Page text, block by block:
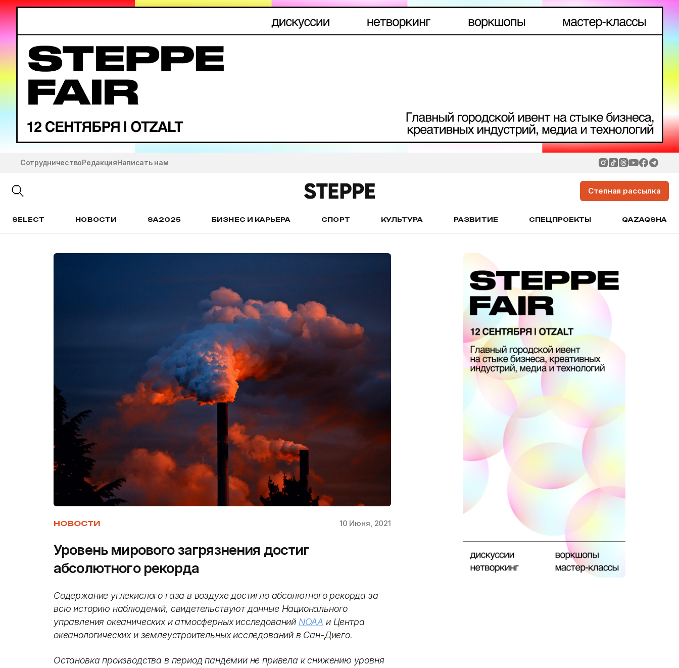
СотрудничествоРедакцияНаписать нам
Степная рассылка
SELECT НОВОСТИ SA2025 БИЗНЕС И КАРЬЕРА СПОРТ КУЛЬТУРА РАЗВИТИЕ СПЕЦПРОЕКТЫ QAZAQSHA
НОВОСТИ 10 Июня, 2021
Уровень мирового загрязнения достиг
абсолютного рекорда
Содержание углекислого газа в воздухе достигло абсолютного рекорда за
всю историю наблюдений, свидетельствуют данные Национального
управления океанических и атмосферных исследований NOAA и Центра
океанологических и землеустроительных исследований в Сан-Диего.
Остановка производства в период пандемии не привела к снижению уровня